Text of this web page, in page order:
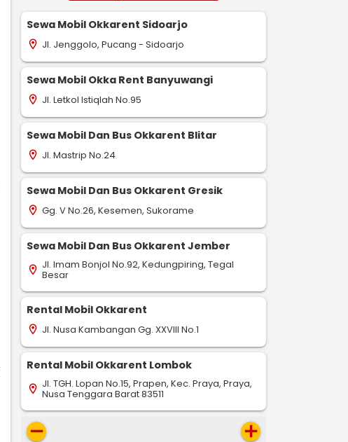
Sewa Mobil Okkarent Sidoarjo
location_on Jl. Jenggolo, Pucang - Sidoarjo
Sewa Mobil Okka Rent Banyuwangi
location_on Jl. Letkol Istiqlah No.95
Sewa Mobil Dan Bus Okkarent Blitar
location_on Jl. Mastrip No.24
Sewa Mobil Dan Bus Okkarent Gresik
location_on Gg. V No.26, Kesemen, Sukorame
Sewa Mobil Dan Bus Okkarent Jember
location_on Jl. Imam Bonjol No.92, Kedungpiring, Tegal
Besar
Rental Mobil Okkarent
location_on Jl. Nusa Kambangan Gg. XXVIII No.1
Rental Mobil Okkarent Lombok
location_on Jl. TGH. Lopan No.15, Prapen, Kec. Praya, Praya,
Nusa Tenggara Barat 83511
remove add